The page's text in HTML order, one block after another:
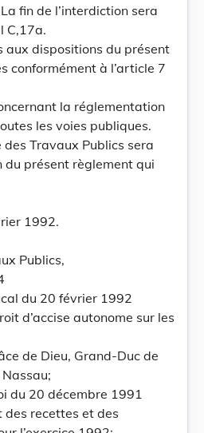
fin de l’interdiction sera
C,17a.
aux dispositions du présent
conformément à l’article 7
la réglementation
les voies publiques.
Travaux Publics sera
du présent règlement qui
1992.
Publics,
du 20 février 1992
d’accise autonome sur les
de Dieu, Grand-Duc de
du 20 décembre 1991
recettes et des